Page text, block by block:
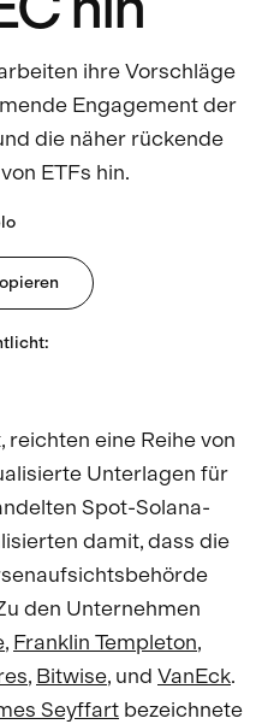
ihre Vorschläge
Engagement der
die näher rückende
ETFs hin.
:
reichten eine Reihe von
Unterlagen für
Spot-Solana-
damit, dass die
den Unternehmen
, Franklin Templeton,
, Bitwise, und VanEck.
Seyffart bezeichnete